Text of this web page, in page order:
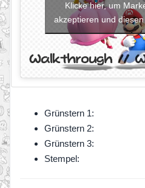
Klicke hier, um
akzeptieren und
Grünstern 1:
Grünstern 2:
Grünstern 3:
Stempel: